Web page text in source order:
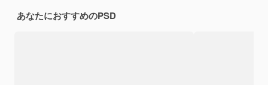
あなたにおすすめのPSD